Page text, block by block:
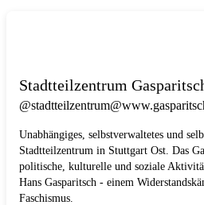
Stadtteilzentrum
Unabhängiges, selbstverwaltetes und
Stadtteilzentrum in Stuttgart Ost. Das
politische, kulturelle und soziale
Hans Gasparitsch - einem
Faschismus.